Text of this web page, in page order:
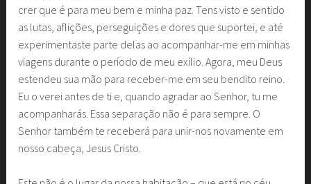
crer que é para meu bem e minha paz. Tens visto e sentido
as lutas, aflições, perseguições e dores que suportei, e até
experimentaste parte delas ao acompanhar-me em minhas
viagens durante o período de meu exílio. Agora, meu Deus
estendeu sua mão para receber-me em seu bendito reino.
Eu o verei antes de ti e, quando agradar ao Senhor, tu me
acompanharás. Essa separação não é para sempre. O
Senhor também te receberá para unir-nos novamente em
nosso cabeça, Jesus Cristo.